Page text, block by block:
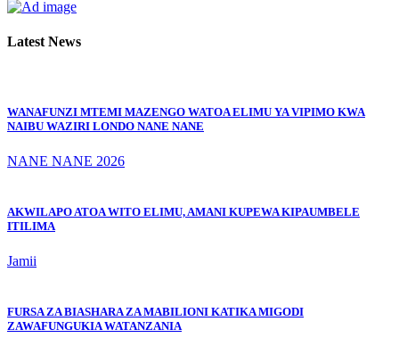
Latest News
WANAFUNZI MTEMI MAZENGO WATOA ELIMU YA VIPIMO KWA
NAIBU WAZIRI LONDO NANE NANE
NANE NANE 2026
AKWILAPO ATOA WITO ELIMU, AMANI KUPEWA KIPAUMBELE
ITILIMA
Jamii
FURSA ZA BIASHARA ZA MABILIONI KATIKA MIGODI
ZAWAFUNGUKIA WATANZANIA